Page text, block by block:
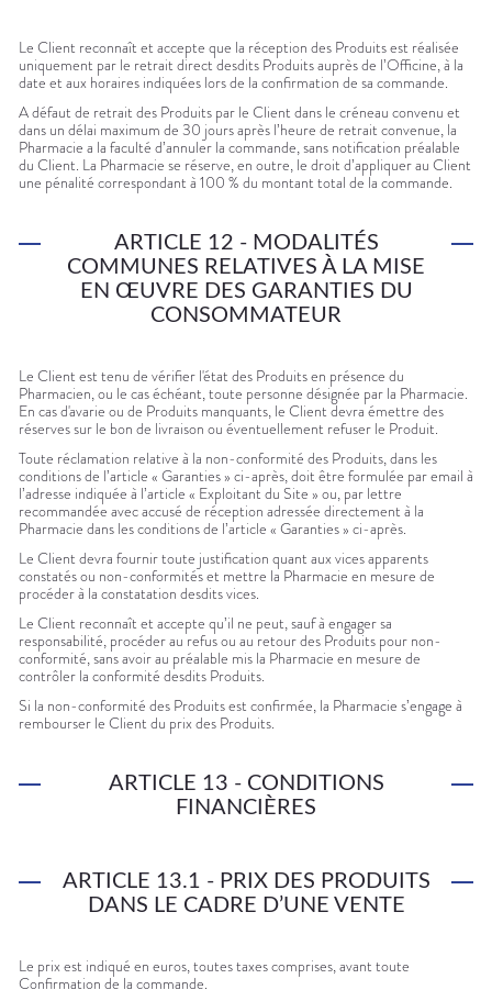
Le Client reconnaît et accepte que la réception des Produits est réalisée
uniquement par le retrait direct desdits Produits auprès de l’Officine, à la
date et aux horaires indiquées lors de la confirmation de sa commande.
A défaut de retrait des Produits par le Client dans le créneau convenu et
dans un délai maximum de 30 jours après l’heure de retrait convenue, la
Pharmacie a la faculté d’annuler la commande, sans notification préalable
du Client. La Pharmacie se réserve, en outre, le droit d’appliquer au Client
une pénalité correspondant à 100 % du montant total de la commande.
ARTICLE 12 - MODALITÉS
COMMUNES RELATIVES À LA MISE
EN ŒUVRE DES GARANTIES DU
CONSOMMATEUR
Le Client est tenu de vérifier l'état des Produits en présence du
Pharmacien, ou le cas échéant, toute personne désignée par la Pharmacie.
En cas d'avarie ou de Produits manquants, le Client devra émettre des
réserves sur le bon de livraison ou éventuellement refuser le Produit.
Toute réclamation relative à la non-conformité des Produits, dans les
conditions de l’article « Garanties » ci-après, doit être formulée par email à
l’adresse indiquée à l’article « Exploitant du Site » ou, par lettre
recommandée avec accusé de réception adressée directement à la
Pharmacie dans les conditions de l’article « Garanties » ci-après.
Le Client devra fournir toute justification quant aux vices apparents
constatés ou non-conformités et mettre la Pharmacie en mesure de
procéder à la constatation desdits vices.
Le Client reconnaît et accepte qu’il ne peut, sauf à engager sa
responsabilité, procéder au refus ou au retour des Produits pour non-
conformité, sans avoir au préalable mis la Pharmacie en mesure de
contrôler la conformité desdits Produits.
Si la non-conformité des Produits est confirmée, la Pharmacie s’engage à
rembourser le Client du prix des Produits.
ARTICLE 13 - CONDITIONS
FINANCIÈRES
ARTICLE 13.1 - PRIX DES PRODUITS
DANS LE CADRE D’UNE VENTE
Le prix est indiqué en euros, toutes taxes comprises, avant toute
Confirmation de la commande.